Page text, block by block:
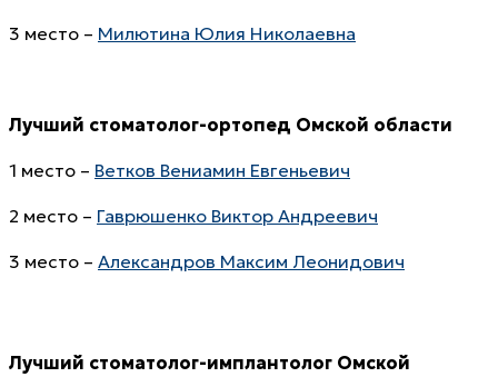
3 место – Милютина Юлия Николаевна
Лучший стоматолог-ортопед Омской области
1 место – Ветков Вениамин Евгеньевич
2 место – Гаврюшенко Виктор Андреевич
3 место – Александров Максим Леонидович
Лучший стоматолог-имплантолог Омской